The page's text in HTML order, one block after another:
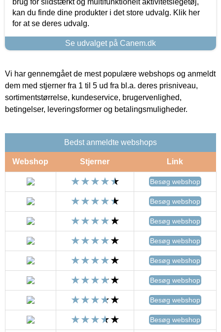
kan du finde dine produkter i det store udvalg. Klik her
for at se deres udvalg.
Se udvalget på Canem.dk
Vi har gennemgået de mest populære webshops og anmeldt
dem med stjerner fra 1 til 5 ud fra bl.a. deres prisniveau,
sortimentstørrelse, kundeservice, brugervenlighed,
betingelser, leveringsformer og betalingsmuligheder.
Bedst anmeldte webshops
Webshop Stjerner Link
Besøg webshop
Besøg webshop
Besøg webshop
Besøg webshop
Besøg webshop
Besøg webshop
Besøg webshop
Besøg webshop